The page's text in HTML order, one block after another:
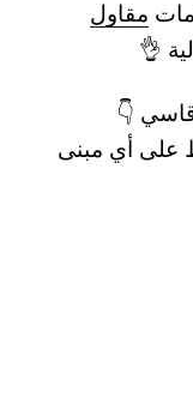
مقاول
👌
👇
على أي مبنى